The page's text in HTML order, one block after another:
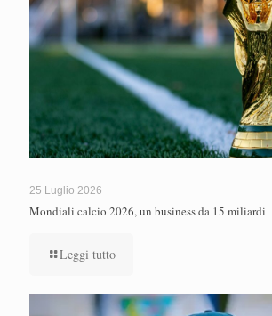
25 Luglio 2026
Mondiali calcio 2026, un business da 15 miliardi
Leggi tutto